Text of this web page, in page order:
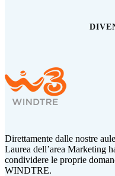
Direttamente dalle nostre
Laurea dell’area Marketing
condividere le proprie
WINDTRE.